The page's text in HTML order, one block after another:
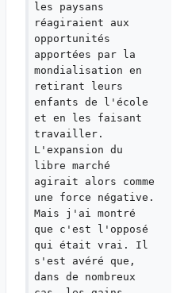
les paysans
réagiraient aux
opportunités
apportées par la
mondialisation en
retirant leurs
enfants de l'école
et en les faisant
travailler.
L'expansion du
libre marché
agirait alors comme
une force négative.
Mais j'ai montré
que c'est l'opposé
qui était vrai. Il
s'est avéré que,
dans de nombreux